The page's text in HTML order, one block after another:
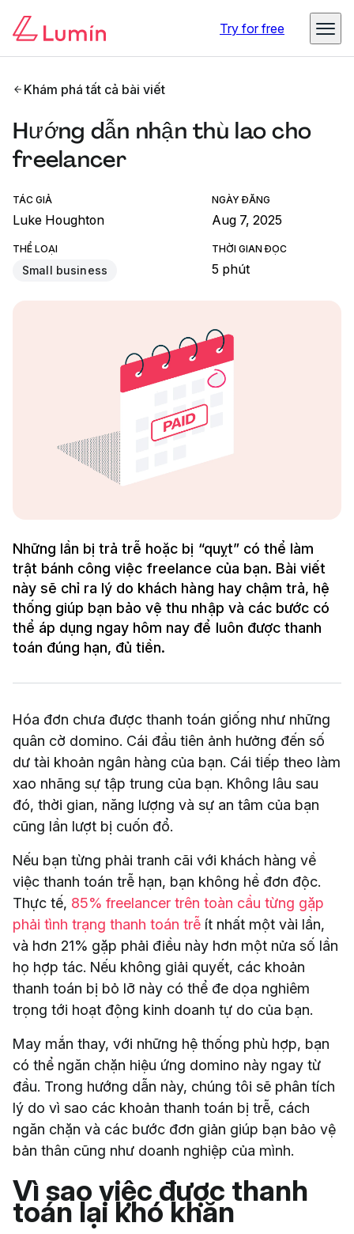
Try for free
Khám phá tất cả bài viết
Hướng dẫn nhận thù lao cho
freelancer
TÁC GIẢ
Luke Houghton
NGÀY ĐĂNG
Aug 7, 2025
THỂ LOẠI
Small business
THỜI GIAN ĐỌC
5 phút
Những lần bị trả trễ hoặc bị “quỵt” có thể làm
trật bánh công việc freelance của bạn. Bài viết
này sẽ chỉ ra lý do khách hàng hay chậm trả, hệ
thống giúp bạn bảo vệ thu nhập và các bước có
thể áp dụng ngay hôm nay để luôn được thanh
toán đúng hạn, đủ tiền.
Hóa đơn chưa được thanh toán giống như những
quân cờ domino. Cái đầu tiên ảnh hưởng đến số
dư tài khoản ngân hàng của bạn. Cái tiếp theo làm
xao nhãng sự tập trung của bạn. Không lâu sau
đó, thời gian, năng lượng và sự an tâm của bạn
cũng lần lượt bị cuốn đổ.
Nếu bạn từng phải tranh cãi với khách hàng về
việc thanh toán trễ hạn, bạn không hề đơn độc.
Thực tế, 85% freelancer trên toàn cầu từng gặp
phải tình trạng thanh toán trễ ít nhất một vài lần,
và hơn 21% gặp phải điều này hơn một nửa số lần
họ hợp tác. Nếu không giải quyết, các khoản
thanh toán bị bỏ lỡ này có thể đe dọa nghiêm
trọng tới hoạt động kinh doanh tự do của bạn.
May mắn thay, với những hệ thống phù hợp, bạn
có thể ngăn chặn hiệu ứng domino này ngay từ
đầu. Trong hướng dẫn này, chúng tôi sẽ phân tích
lý do vì sao các khoản thanh toán bị trễ, cách
ngăn chặn và các bước đơn giản giúp bạn bảo vệ
bản thân cũng như doanh nghiệp của mình.
Vì sao việc được thanh
toán lại khó khăn